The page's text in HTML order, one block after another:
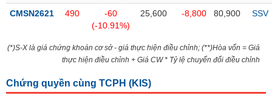
tích
doanh
nghiệp
CMSN2621 490
-60
(-10.91%)
25,600 -8,800 80,900 SSV
(*)S-X là giá chứng khoán cơ sở - giá thực hiện điều chỉnh; (**)Hòa vốn = Giá
thực hiện điều chỉnh + Giá CW * Tỷ lệ chuyển đổi điều chỉnh
Chứng quyền cùng TCPH (KIS)
LIỆU